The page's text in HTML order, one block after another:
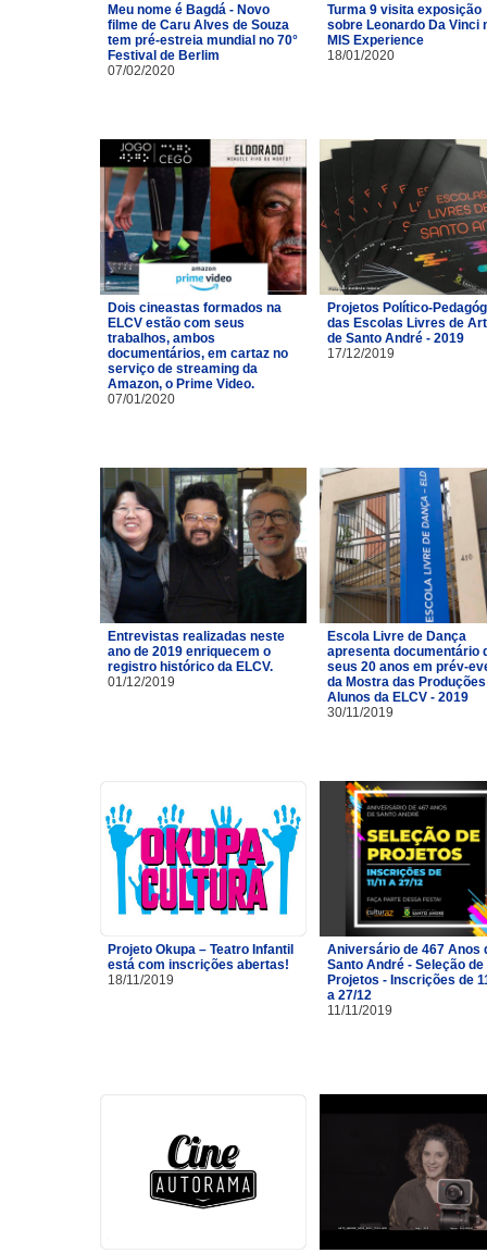
Meu nome é Bagdá - Novo
filme de Caru Alves de Souza
tem pré-estreia mundial no 70°
Festival de Berlim
07/02/2020
Turma 9 visita exposição
sobre Leonardo Da Vinci
MIS Experience
18/01/2020
Dois cineastas formados na
ELCV estão com seus
trabalhos, ambos
documentários, em cartaz no
serviço de streaming da
Amazon, o Prime Video.
07/01/2020
Projetos Político-
das Escolas Livres de
de Santo André - 2019
17/12/2019
Entrevistas realizadas neste
ano de 2019 enriquecem o
registro histórico da ELCV.
01/12/2019
Escola Livre de Dança
apresenta documentário
seus 20 anos em prév-
da Mostra das
Alunos da ELCV - 2019
30/11/2019
Projeto Okupa – Teatro Infantil
está com inscrições abertas!
18/11/2019
Aniversário de 467 Anos
Santo André - Seleção de
Projetos - Inscrições de
a 27/12
11/11/2019